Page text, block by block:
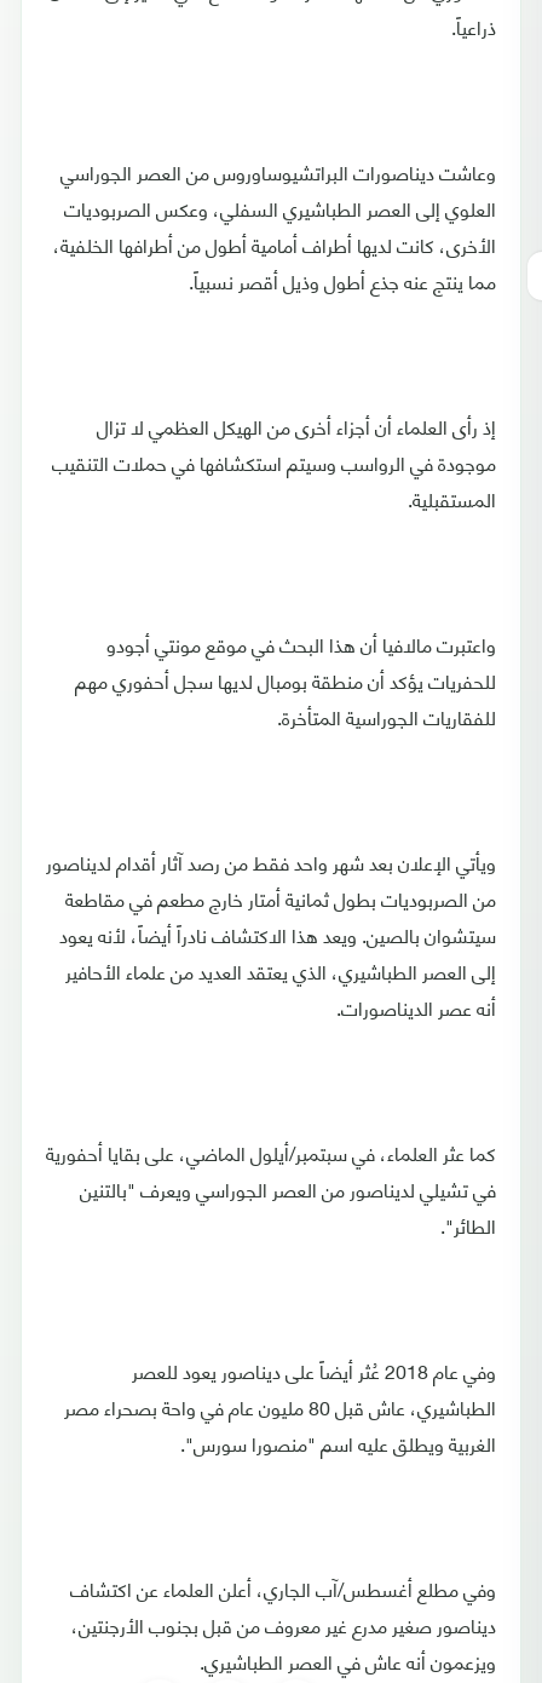
ذراعياً.
وعاشت ديناصورات البراتشيوساوروس من العصر الجوراسي
العلوي إلى العصر الطباشيري السفلي، وعكس الصربوديات
الأخرى، كانت لديها أطراف أمامية أطول من أطرافها الخلفية،
مما ينتج عنه جذع أطول وذيل أقصر نسبياً.
إذ رأى العلماء أن أجزاء أخرى من الهيكل العظمي لا تزال
موجودة في الرواسب وسيتم استكشافها في حملات التنقيب
المستقبلية.
واعتبرت مالافيا أن هذا البحث في موقع مونتي أجودو
للحفريات يؤكد أن منطقة بومبال لديها سجل أحفوري مهم
للفقاريات الجوراسية المتأخرة.
ويأتي الإعلان بعد شهر واحد فقط من رصد آثار أقدام لديناصور
من الصربوديات بطول ثمانية أمتار خارج مطعم في مقاطعة
سيتشوان بالصين. ويعد هذا الاكتشاف نادراً أيضاً، لأنه يعود
إلى العصر الطباشيري، الذي يعتقد العديد من علماء الأحافير
أنه عصر الديناصورات.
كما عثر العلماء، في سبتمبر/أيلول الماضي، على بقايا أحفورية
في تشيلي لديناصور من العصر الجوراسي ويعرف "بالتنين
الطائر".
وفي عام 2018 عُثر أيضاً على ديناصور يعود للعصر
الطباشيري، عاش قبل 80 مليون عام في واحة بصحراء مصر
الغربية ويطلق عليه اسم "منصورا سورس".
وفي مطلع أغسطس/آب الجاري، أعلن العلماء عن اكتشاف
ديناصور صغير مدرع غير معروف من قبل بجنوب الأرجنتين،
ويزعمون أنه عاش في العصر الطباشيري.